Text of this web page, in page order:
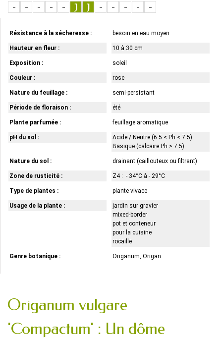
-
- - - - J J - - - - -
Résistance à la sécheresse : besoin en eau moyen
Hauteur en fleur : 10 à 30 cm
Exposition : soleil
Couleur : rose
Nature du feuillage : semi-persistant
Période de floraison : été
Plante parfumée : feuillage aromatique
pH du sol :
Acide / Neutre (6.5 < Ph < 7.5)
Basique (calcaire Ph > 7.5)
Nature du sol : drainant (caillouteux ou filtrant)
Zone de rusticité : Z4 : - 34°C à - 29°C
Type de plantes : plante vivace
Usage de la plante :
jardin sur gravier
mixed-border
pot et conteneur
pour la cuisine
rocaille
Genre botanique : Origanum, Origan
Origanum vulgare
'Compactum' : Un dôme